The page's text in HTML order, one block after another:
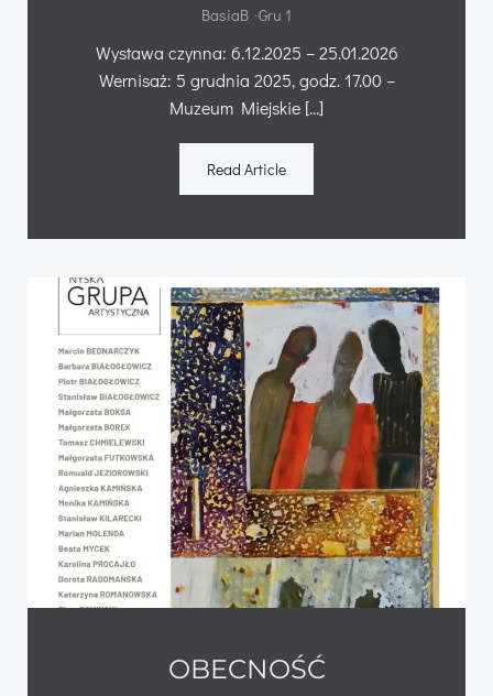
BasiaB -Gru 1
Wystawa czynna: 6.12.2025 – 25.01.2026
Wernisaż: 5 grudnia 2025, godz. 17.00 –
Muzeum Miejskie […]
Read Article
OBECNOŚĆ